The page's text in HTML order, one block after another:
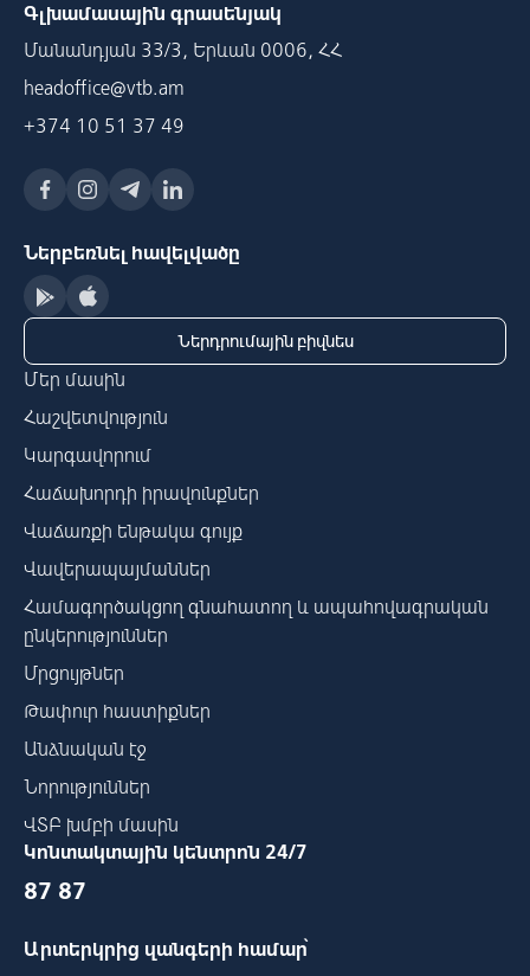
Գլխամասային գրասենյակ
Մանանդյան 33/3, Երևան 0006, ՀՀ
headoffice@vtb.am
+374 10 51 37 49
Ներբեռնել հավելվածը
Ներդրումային բիզնես
Մեր մասին
Հաշվետվություն
Կարգավորում
Հաճախորդի իրավունքներ
Վաճառքի ենթակա գույք
Վավերապայմաններ
Համագործակցող գնահատող և ապահովագրական
ընկերություններ
Մրցույթներ
Թափուր հաստիքներ
Անձնական էջ
Նորություններ
ՎՏԲ խմբի մասին
Կոնտակտային կենտրոն 24/7
87 87
Արտերկրից զանգերի համար՝